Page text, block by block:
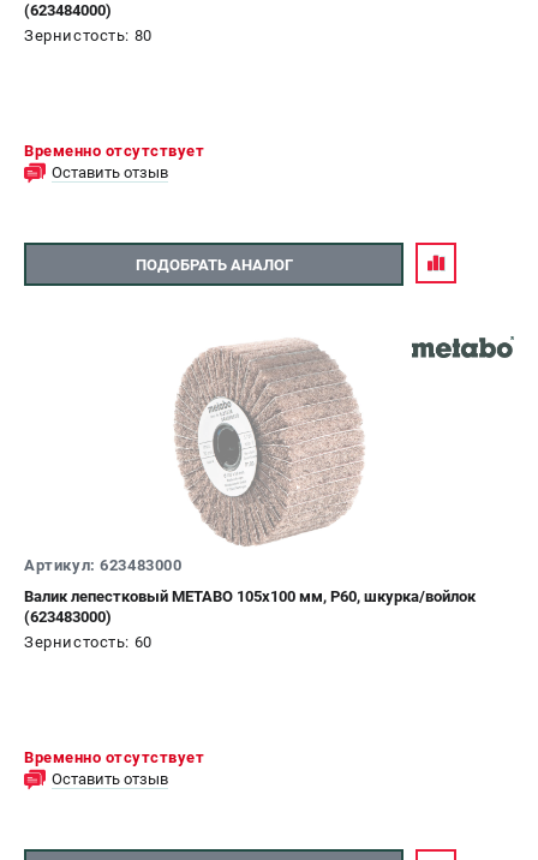
(623484000)
Зернистость: 80
Временно отсутствует
Оставить отзыв
ПОДОБРАТЬ АНАЛОГ
Артикул: 623483000
Валик лепестковый METABO 105х100 мм, Р60, шкурка/войлок
(623483000)
Зернистость: 60
Временно отсутствует
Оставить отзыв